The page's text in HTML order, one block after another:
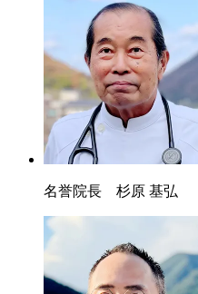
名誉院長 杉原 基弘